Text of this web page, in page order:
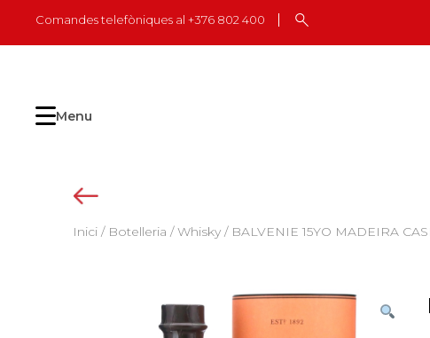
content
Comandes telefòniques al +376 802 400
Menu
Inici / Botelleria /Whisky / BALVENIE 15YO MADEIRA